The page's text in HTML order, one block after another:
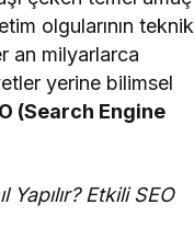
olgularının teknik
an milyarlarca
yerine bilimsel
(Search Engine
Etkili SEO